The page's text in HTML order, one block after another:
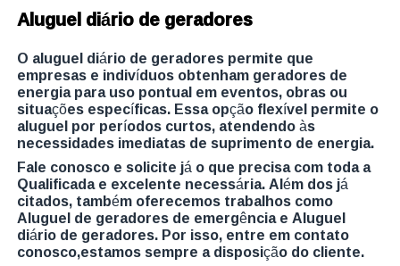
Aluguel diário de geradores
O aluguel diário de geradores permite que
empresas e indivíduos obtenham geradores de
energia para uso pontual em eventos, obras ou
situações específicas. Essa opção flexível permite o
aluguel por períodos curtos, atendendo às
necessidades imediatas de suprimento de energia.
Fale conosco e solicite já o que precisa com toda a
Qualificada e excelente necessária. Além dos já
citados, também oferecemos trabalhos como
Aluguel de geradores de emergência e Aluguel
diário de geradores. Por isso, entre em contato
conosco,estamos sempre a disposição do cliente.